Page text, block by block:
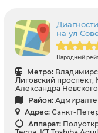
на ул
Народный
Метро:
Лиговский
Александра
Район:
Адрес: Санкт-
Аппарат: